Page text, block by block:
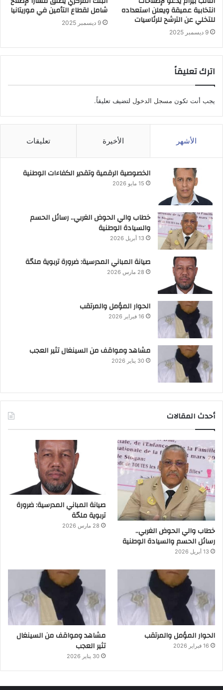
انتخابية عميقة ويعلن استعداده
للتخلي عن الترشح للرئاسيات
9 ديسمبر 2025
شامل لقطاع التأمين في موريتانيا
9 ديسمبر 2025
اترك تعليقاً
يجب أنت تكون مسجل الدخول لتضيف تعليقاً.
الأشهر الأخيرة تعليقات
الخصوصية الرقمية وتقدير الكفاءات الوطنية
15 مايو 2026
خطاب والي الحوض الغربي.. رسائل الحسم
والسيادة الوطنية
13 أبريل 2026
صيانة المباني المدرسية: ضرورة تربوية ملحّة
28 مارس 2026
الحوار المؤمل والمرتقب
16 فبراير 2026
مشاهد ومواقف من السينغال تثير العجب
30 يناير 2026
أحدث المقالات
خطاب والي الحوض الغربي..
رسائل الحسم والسيادة الوطنية
13 أبريل 2026
صيانة المباني المدرسية: ضرورة
تربوية ملحّة
28 مارس 2026
الحوار المؤمل والمرتقب
16 فبراير 2026
مشاهد ومواقف من السينغال
تثير العجب
30 يناير 2026